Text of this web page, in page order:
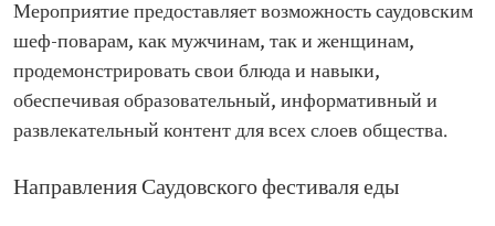
Мероприятие предоставляет возможность саудовским
шеф-поварам, как мужчинам, так и женщинам,
продемонстрировать свои блюда и навыки,
обеспечивая образовательный, информативный и
развлекательный контент для всех слоев общества.
Направления Саудовского фестиваля еды